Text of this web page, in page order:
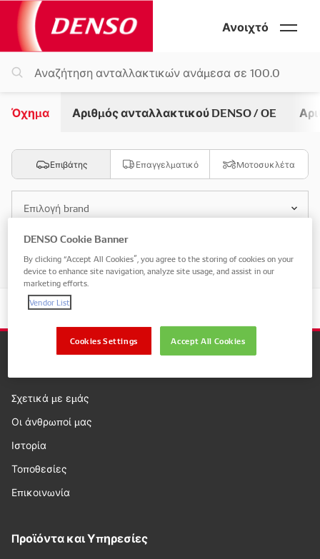
Ανοιχτό
Όχημα Αριθμός ανταλλακτικού DENSO / OE
Επιβάτης Επαγγελματικό Μοτοσυκλέτα
Επιλογή brand
Επιλογή μοντέλου
Σχετικά με εμάς
Οι άνθρωποί μας
Ιστορία
Τοποθεσίες
Επικοινωνία
Προϊόντα και Υπηρεσίες
DENSO Cookie Banner
By clicking “Accept All Cookies”, you agree to the storing of cookies on your
device to enhance site navigation, analyze site usage, and assist in our
marketing efforts.
Vendor List
Accept All Cookies
Cookies Settings